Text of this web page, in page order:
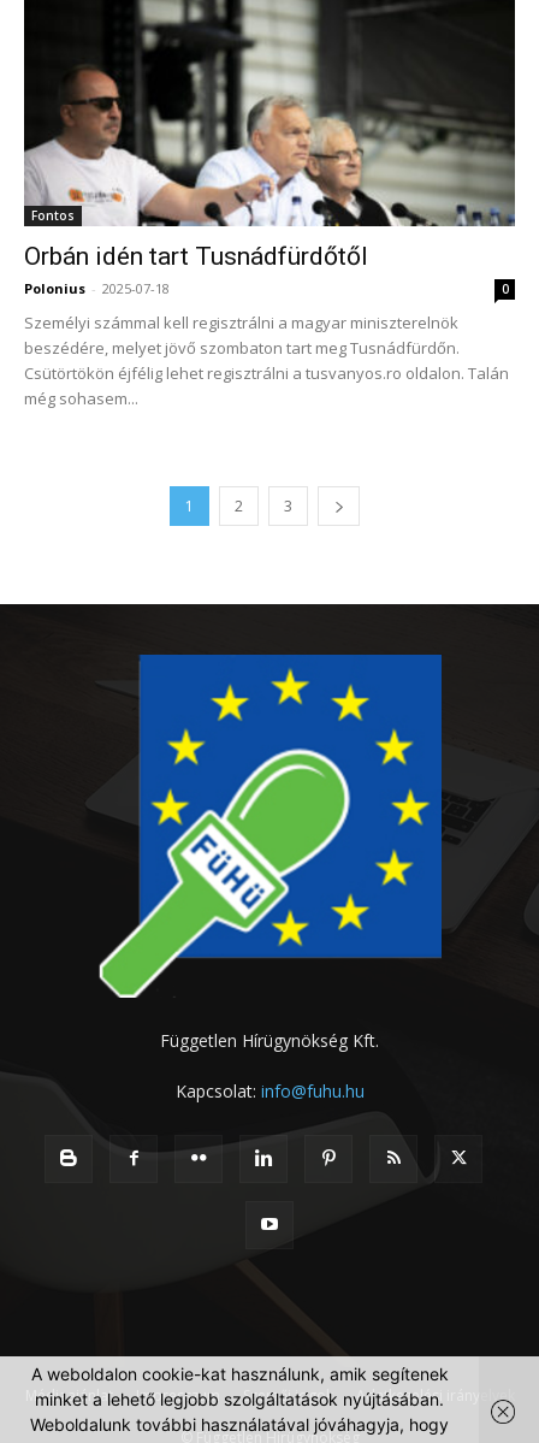
Fontos
Orbán idén tart Tusnádfürdőtől
Polonius - 2025-07-18 0
Személyi számmal kell regisztrálni a magyar miniszterelnök
beszédére, melyet jövő szombaton tart meg Tusnádfürdőn.
Csütörtökön éjfélig lehet regisztrálni a tusvanyos.ro oldalon. Talán
még sohasem...
1 2 3
Független Hírügynökség Kft.
Kapcsolat: info@fuhu.hu
Médiaajánlat Impresszum Szerzői jogok Adatkezelési irányelvek
© Független Hírügynökség
A weboldalon cookie-kat használunk, amik segítenek
minket a lehető legjobb szolgáltatások nyújtásában.
Weboldalunk további használatával jóváhagyja, hogy